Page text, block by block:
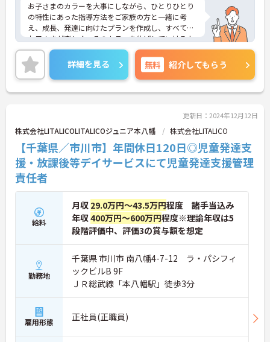
お子さまのカラーを大事にしながら、ひとりひとり
の特性にあった指導方法をご家族の方と一緒に考
え、成長、発達に向けたプランを作成し、すべての
お子さまが楽しく、そのカラーを伸ばしていけるよ
うに、各専門職が一眼となり全力でサポートしてい
ます。充実したワークライフバランスのもと、将来
的にもライフイベントを乗り越えて活躍できる環境
が整っており安心して長くご就業いただけます。子
どもが好きで子どもと関わる仕事をしたい方、育児
方、新しいことにチャレンジしていきたいという志
向性のある方などのご応募歓迎です。
ご興味ある方には、面接のポイントなど、さらに詳
細をお話致しますのでお気軽にご相談ください。
詳細を見る 無料 紹介してもらう
更新日：2024年12月12日
株式会社LITALICOLITALICOジュニア本八幡 株式会社LITALICO
【千葉県／市川市】年間休日120日◎児童発達支
援・放課後等デイサービスにて児童発達支援管理
責任者
給料
月収 29.0万円～43.5万円程度 諸手当込み
年収400万円～600万円程度※理論年収は5
段階評価中、評価3の賞与額を想定
勤務地
千葉県 市川市 南八幡4-7-12 ラ・パシフィ
ックビルB 9F
ＪＲ総武線「本八幡駅」徒歩3分
雇用形態 正社員(正職員)